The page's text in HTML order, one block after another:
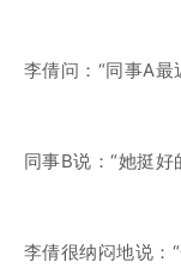
李倩问：“同事A最
同事B说：“她挺好
李倩很纳闷地说：